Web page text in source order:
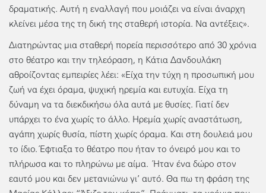
δραματικής. Αυτή η εναλλαγή που μοιάζει να είναι άναρχη
κλείνει μέσα της τη δική της σταθερή ιστορία. Να αντέξεις».
Διατηρώντας μια σταθερή πορεία περισσότερο από 30 χρόνια
στο θέατρο και την τηλεόραση, η Κάτια Δανδουλάκη
αθροίζοντας εμπειρίες λέει: «Είχα την τύχη η προσωπική μου
ζωή να έχει όραμα, ψυχική ηρεμία και ευτυχία. Είχα τη
δύναμη να τα διεκδικήσω όλα αυτά με θυσίες. Γιατί δεν
υπάρχει το ένα χωρίς το άλλο. Ηρεμία χωρίς αναστάτωση,
αγάπη χωρίς θυσία, πίστη χωρίς όραμα. Και στη δουλειά μου
το ίδιο. Έφτιαξα το θέατρο που ήταν το όνειρό μου και το
πλήρωσα και το πληρώνω με αίμα. Ήταν ένα δώρο στον
εαυτό μου και δεν μετανιώνω γι’ αυτό. Θα πω τη φράση της